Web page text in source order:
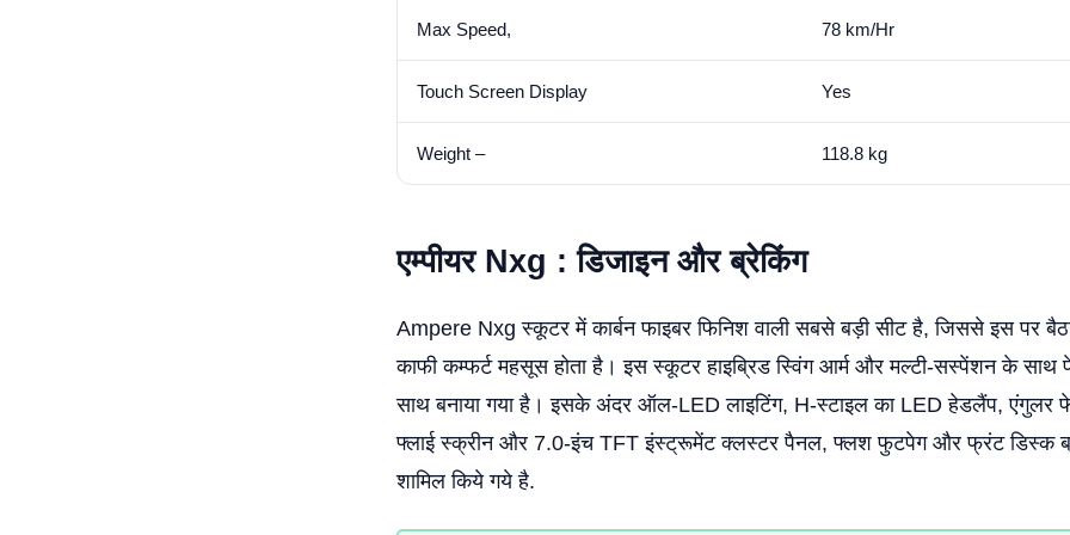
Max Speed, 78 km/Hr
Touch Screen Display Yes
Weight – 118.8 kg
एम्पीयर Nxg :डिजाइन और ब्रेकिंग
Ampere Nxg स्कूटर में कार्बन फाइबर फिनिश वाली सबसे बड़ी सीट है, जिससे इस पर
काफी कम्फर्ट महसूस होता है। इस स्कूटर हाइब्रिड स्विंग आर्म और मल्टी-सस्पेंशन के साथ
साथ बनाया गया है। इसके अंदर ऑल-LED लाइटिंग, H-स्टाइल का LED हेडलैंप, एंगुलर
फ्लाई स्क्रीन और 7.0-इंच TFT इंस्ट्रूमेंट क्लस्टर पैनल, फ्लश फुटपेग और फ्रंट डिस्क
शामिल किये गये है.